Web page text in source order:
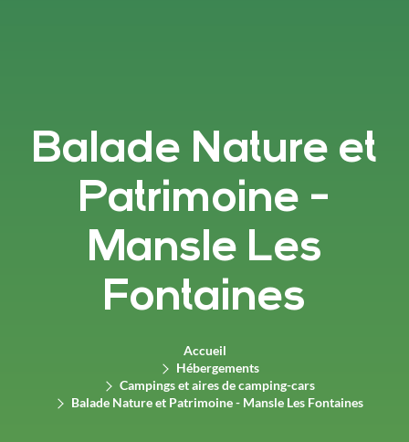
Balade Nature et
Patrimoine -
Mansle Les
Fontaines
Accueil
Hébergements
Campings et aires de camping-cars
Balade Nature et Patrimoine - Mansle Les Fontaines